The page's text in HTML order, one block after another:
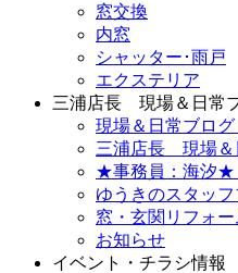
窓交換
内窓
シャッター･雨戸
エクステリア
三浦店長 現場＆日常
現場＆日常ブログ
三浦店長 現場＆
★事務員：海汐
ゆうきのスタッ
窓・玄関リフォー
お知らせ
イベント・チラシ情報